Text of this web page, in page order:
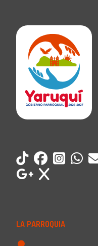
LA PARROQUIA